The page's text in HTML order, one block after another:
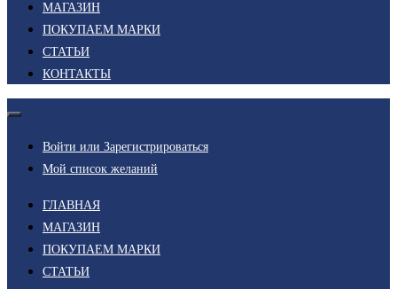
МАГАЗИН
ПОКУПАЕМ МАРКИ
СТАТЬИ
КОНТАКТЫ
Войти или Зарегистрироваться
Мой список желаний
ГЛАВНАЯ
МАГАЗИН
ПОКУПАЕМ МАРКИ
СТАТЬИ